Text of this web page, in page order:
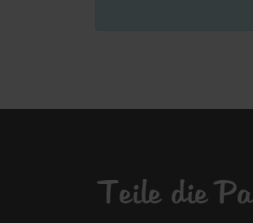
Teile die